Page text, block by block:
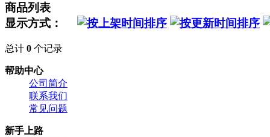
商品列表
显示方式：
总计 0 个记录
帮助中心
公司简介
联系我们
常见问题
新手上路